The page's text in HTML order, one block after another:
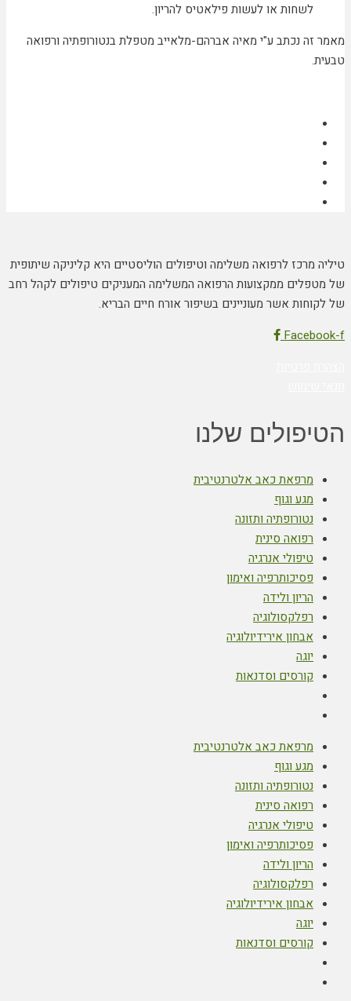
לשחות או לעשות פילאטיס להריון.
מאמר זה נכתב ע"י מאיה אברהם-מלאייב מטפלת בנטורופתיה ורפואה
טבעית.
טיליה מרכז לרפואה משלימה וטיפולים הוליסטיים היא קליניקה שיתופית
של מטפלים ממקצועות הרפואה המשלימה המעניקים טיפולים לקהל רחב
של לקוחות אשר מעוניינים בשיפור אורח חיים הבריא.
Facebook-f
הטיפולים שלנו
מרפאת כאב אלטרנטיבית
מגע וגוף
נטורופתיה ותזונה
רפואה סינית
טיפולי אנרגיה
פסיכותרפיה ואימון
הריון ולידה
רפלקסולוגיה
אבחון אירידיולוגיה
יוגה
קורסים וסדנאות
מרפאת כאב אלטרנטיבית
מגע וגוף
נטורופתיה ותזונה
רפואה סינית
טיפולי אנרגיה
פסיכותרפיה ואימון
הריון ולידה
רפלקסולוגיה
אבחון אירידיולוגיה
יוגה
קורסים וסדנאות